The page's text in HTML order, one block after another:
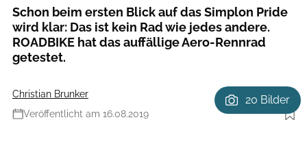
Schon beim ersten Blick auf das Simplon Pride
wird klar: Das ist kein Rad wie jedes andere.
ROADBIKE hat das auffällige Aero-Rennrad
getestet.
Christian Brunker
Veröffentlicht am 16.08.2019
Foto: ADRIAN GREITER PHOTODESIGN
20 Bilder